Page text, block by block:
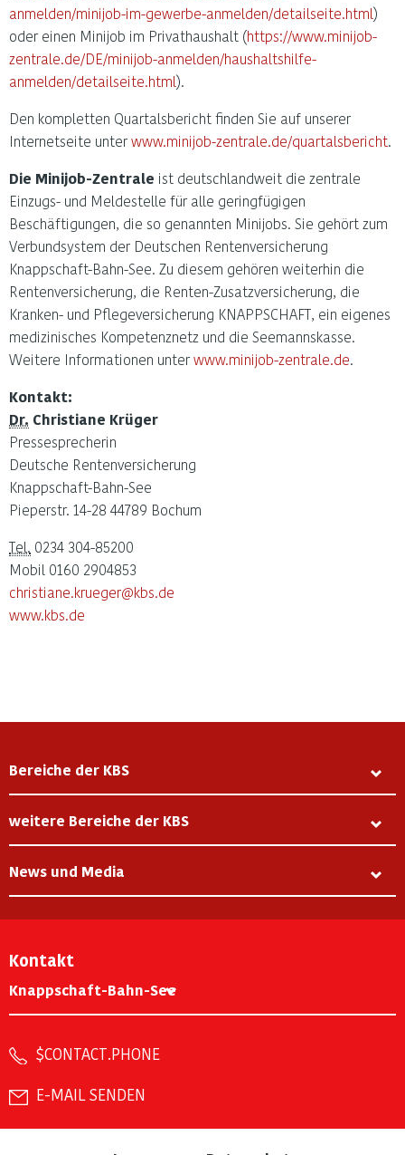
anmelden/minijob-im-gewerbe-anmelden/detailseite.html)
oder einen Minijob im Privathaushalt (https://www.minijob-
zentrale.de/DE/minijob-anmelden/haushaltshilfe-
anmelden/detailseite.html).
Den kompletten Quartalsbericht finden Sie auf unserer
Internetseite unter www.minijob-zentrale.de/quartalsbericht.
Die Minijob-Zentrale ist deutschlandweit die zentrale
Einzugs- und Meldestelle für alle geringfügigen
Beschäftigungen, die so genannten Minijobs. Sie gehört zum
Verbundsystem der Deutschen Rentenversicherung
Knappschaft-Bahn-See. Zu diesem gehören weiterhin die
Rentenversicherung, die Renten-Zusatzversicherung, die
Kranken- und Pflegeversicherung KNAPPSCHAFT, ein eigenes
medizinisches Kompetenznetz und die Seemannskasse.
Weitere Informationen unter www.minijob-zentrale.de.
Kontakt:
Dr. Christiane Krüger
Pressesprecherin
Deutsche Rentenversicherung
Knappschaft-Bahn-See
Pieperstr. 14-28 44789 Bochum
Tel. 0234 304-85200
Mobil 0160 2904853
christiane.krueger@kbs.de
www.kbs.de
Bereiche der KBS
weitere Bereiche der KBS
News und Media
Kontakt
Knappschaft-Bahn-See
$CONTACT.PHONE
E-MAIL SENDEN